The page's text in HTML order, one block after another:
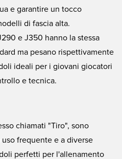
e garantire un tocco
di fascia alta.
e J350 hanno la stessa
ma pesano rispettivamente
ideali per i giovani giocatori
e tecnica.
chiamati "Tiro", sono
frequente e a diverse
perfetti per l'allenamento